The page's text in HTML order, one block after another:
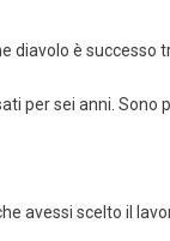
diavolo è successo
per sei anni.
avessi scelto il